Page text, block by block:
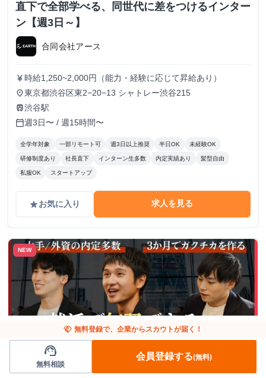
直下で全部学べる、同世代に差をつけるインター
ン【週3日～】
合同会社アース
currency_yen 時給1,250~2,000円（能力・経験に応じて昇給あり）
place東京都渋谷区東2−20−13 シャトレー渋谷215
train渋谷駅
calendar_today週3日〜 / 週15時間〜
全学年対象 一部リモート可 週3日以上推奨 半日OK 未経験OK
研修制度あり 社長直下 インターン生多数 内定実績あり 髪型自由
私服OK スタートアップ
gradeお気に入り 求人を見る
NEW
東京都 人事/広報
handshake 無料登録で、企業からスカウトが届く！
support_agent
無料相談
会員登録する(無料)